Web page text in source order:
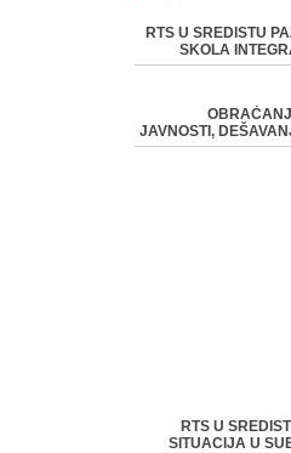
RTS U SREDISTU
SKOLA
JAVNOSTI,
RTS U
SITUACIJA U